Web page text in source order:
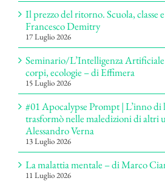
Il prezzo del ritorno. Scuola, classe
Francesco Demitry
17 Luglio 2026
Seminario/L’Intelligenza
corpi, ecologie – di Effimera
15 Luglio 2026
#01 Apocalypse Prompt | L’inno
trasformò nelle maledizioni di altri
Alessandro Verna
13 Luglio 2026
La malattia mentale – di Marco
11 Luglio 2026